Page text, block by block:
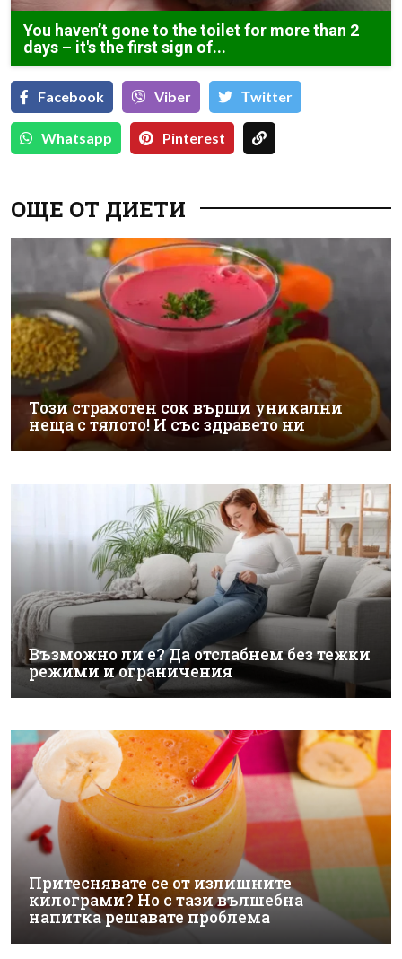
You haven’t gone to the toilet for more than 2
days – it's the first sign of...
Facebook Viber Тwitter
Whatsapp Pinterest
ОЩЕ ОТ ДИЕТИ
Този страхотен сок върши уникални
неща с тялото! И със здравето ни
Възможно ли е? Да отслабнем без тежки
режими и ограничения
Притеснявате се от излишните
килограми? Но с тази вълшебна
напитка решавате проблема